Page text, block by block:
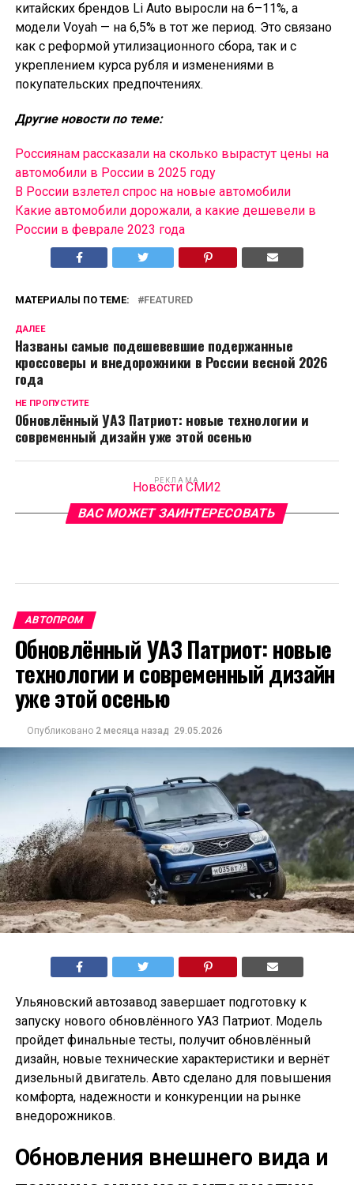
китайских брендов Li Auto выросли на 6–11%, а
модели Voyah — на 6,5% в тот же период. Это связано
как с реформой утилизационного сбора, так и с
укреплением курса рубля и изменениями в
покупательских предпочтениях.
Другие новости по теме:
Россиянам рассказали на сколько вырастут цены на
автомобили в России в 2025 году
В России взлетел спрос на новые автомобили
Какие автомобили дорожали, а какие дешевели в
России в феврале 2023 года
МАТЕРИАЛЫ ПО ТЕМЕ: FEATURED
ДАЛЕЕ
Названы самые подешевевшие подержанные
кроссоверы и внедорожники в России весной 2026
года
НЕ ПРОПУСТИТЕ
Обновлённый УАЗ Патриот: новые технологии и
современный дизайн уже этой осенью
РЕКЛАМА
Новости СМИ2
ВАС МОЖЕТ ЗАИНТЕРЕСОВАТЬ
АВТОПРОМ
Обновлённый УАЗ Патриот: новые
технологии и современный дизайн
уже этой осенью
Опубликовано 2 месяца назад 29.05.2026
Ульяновский автозавод завершает подготовку к
запуску нового обновлённого УАЗ Патриот. Модель
пройдет финальные тесты, получит обновлённый
дизайн, новые технические характеристики и вернёт
дизельный двигатель. Авто сделано для повышения
комфорта, надежности и конкуренции на рынке
внедорожников.
Обновления внешнего вида и